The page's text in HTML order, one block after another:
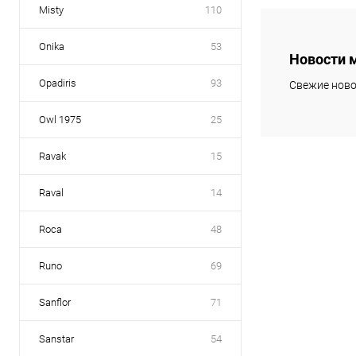
Misty 110
Onika 53
Opadiris 93
Owl 1975 25
Ravak 15
Raval 14
Roca 48
Runo 69
Sanflor 71
Sanstar 54
Купить в 1 клик
Новости
Свежие